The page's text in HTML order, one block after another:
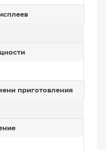
приготовления